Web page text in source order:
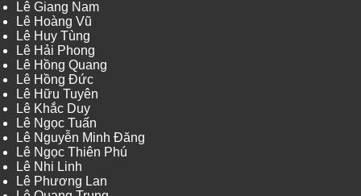
Lê Giang Nam
Lê Hoàng Vũ
Lê Huy Tùng
Lê Hải Phong
Lê Hồng Quang
Lê Hồng Đức
Lê Hữu Tuyên
Lê Khắc Duy
Lê Ngọc Tuấn
Lê Nguyễn Minh Đăng
Lê Ngọc Thiên Phú
Lê Nhi Linh
Lê Phương Lan